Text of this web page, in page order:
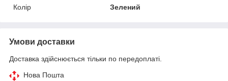
Колір
Зелений
Умови доставки
Доставка здійснюється тільки по передоплаті.
Нова Пошта